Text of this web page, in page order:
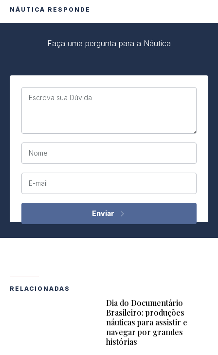
NÁUTICA RESPONDE
Faça uma pergunta para a Náutica
Escreva sua Dúvida
Nome
E-mail
RELACIONADAS
Dia do Documentário
Brasileiro: produções
náuticas para assistir e
navegar por grandes
histórias